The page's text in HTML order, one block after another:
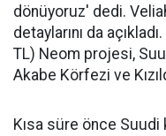
dönüyoruz' dedi.
detaylarını da
TL) Neom projesi,
Akabe Körfezi ve
Kısa süre önce